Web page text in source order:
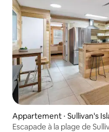
Appartement ⋅ Sullivan's
Escapade à la plage de